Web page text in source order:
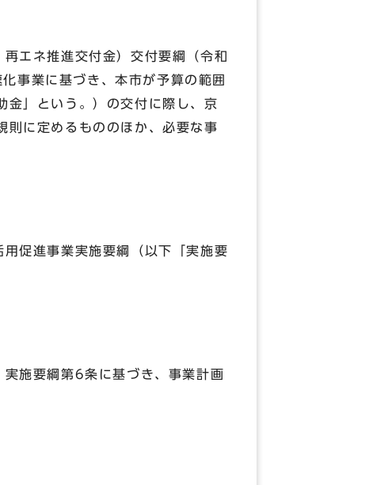
エネ推進交付金）交付要綱（令和
業に基づき、本市が予算の範囲
金」という。）の交付に際し、京
則に定めるもののほか、必要な事
促進事業実施要綱（以下「実施要
施要綱第6条に基づき、事業計画